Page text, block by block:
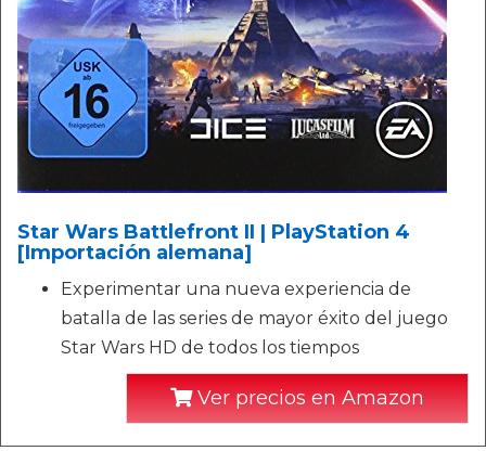
Star Wars Battlefront II | PlayStation 4
[Importación alemana]
Experimentar una nueva experiencia de
batalla de las series de mayor éxito del juego
Star Wars HD de todos los tiempos
Ver precios en Amazon